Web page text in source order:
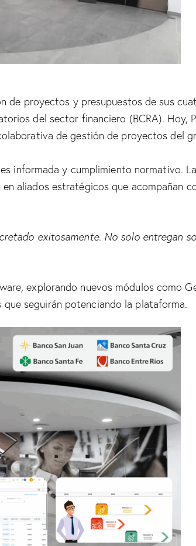
de proyectos y presupuestos de sus
del sector financiero (BCRA). Hoy,
de gestión de proyectos del
informada y cumplimiento normativo.
aliados estratégicos que acompañan
exitosamente. No solo entregan
explorando nuevos módulos como
seguirán potenciando la plataforma.